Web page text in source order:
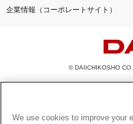
企業情報（コーポレートサイト）
© DAIICHIKOSHO
このサイトに掲載されている一切の文
を問わず、著作権法の定める範囲を超え
とを禁じます。
We use cookies to improve your